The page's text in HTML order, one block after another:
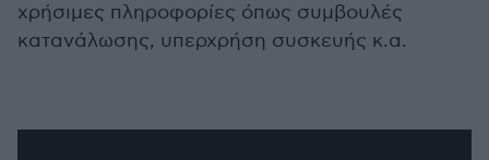
χρήσιμες πληροφορίες όπως συμβουλές
κατανάλωσης, υπερχρήση συσκευής κ.α.